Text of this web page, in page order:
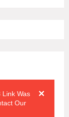
×
Link Was
Our